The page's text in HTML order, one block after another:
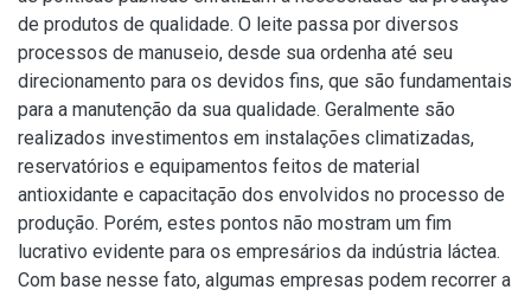
de produtos de qualidade. O leite passa por diversos
processos de manuseio, desde sua ordenha até seu
direcionamento para os devidos fins, que são fundamentais
para a manutenção da sua qualidade. Geralmente são
realizados investimentos em instalações climatizadas,
reservatórios e equipamentos feitos de material
antioxidante e capacitação dos envolvidos no processo de
produção. Porém, estes pontos não mostram um fim
lucrativo evidente para os empresários da indústria láctea.
Com base nesse fato, algumas empresas podem recorrer a